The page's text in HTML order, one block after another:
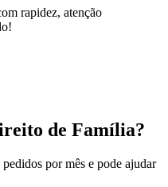
rapidez, atenção
de Família?
por mês e pode ajudar